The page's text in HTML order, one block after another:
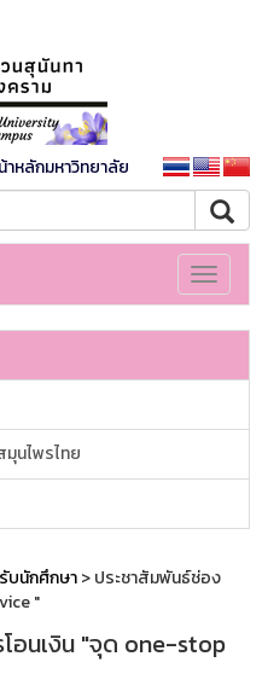
าหลักมหาวิทยาลัย
Toggle
นไพรไทย
บนักศึกษา> ประชาสัมพันธ์ช่อง
"
อนเงิน "จุด one-stop